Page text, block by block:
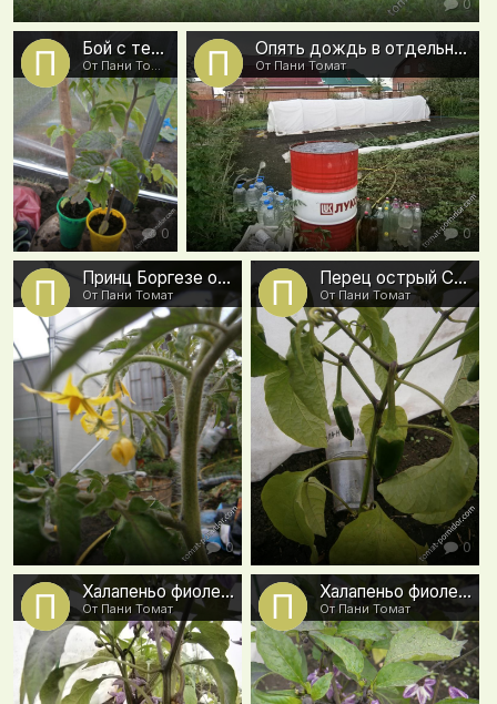
Бой с тенью
От Пани Томат
0
Опять дождь в отдельно взятом огороде(почему-то в моём)
От Пани Томат
0
Принц Боргезе от ЛенаА зацвел
От Пани Томат
0
Перец острый Спаньола
От Пани Томат
0
Халапеньо фиолетовый
От Пани Томат
Халапеньо фиолетовый
От Пани Томат